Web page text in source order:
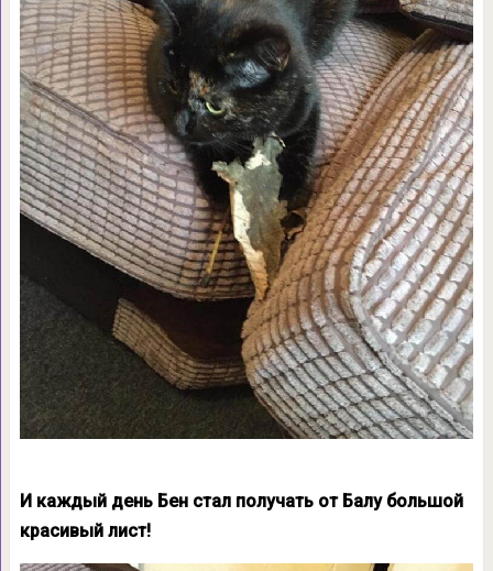
И каждый день Бен стал получать от Балу большой
красивый лист!